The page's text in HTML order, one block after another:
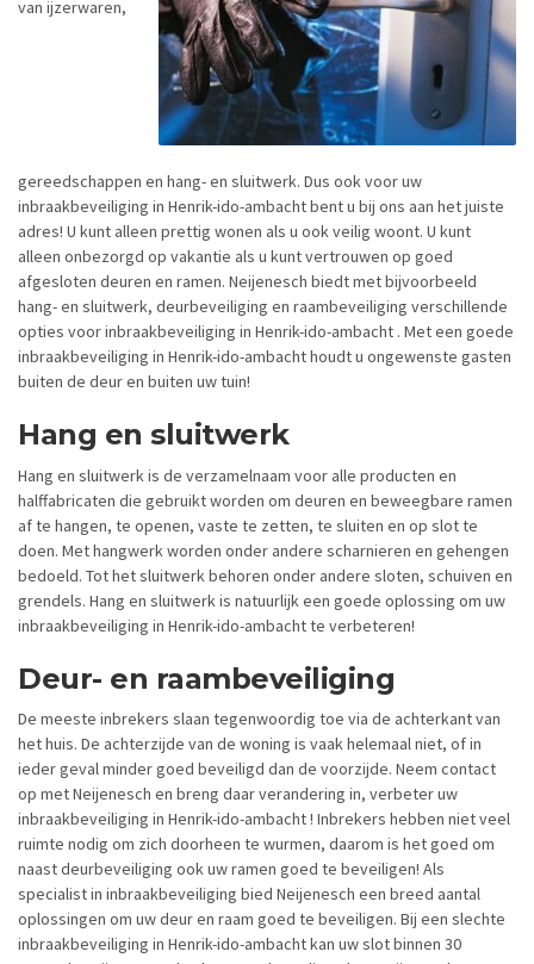
van ijzerwaren,
gereedschappen en hang- en sluitwerk. Dus ook voor uw
inbraakbeveiliging in Henrik-ido-ambacht bent u bij ons aan het juiste
adres! U kunt alleen prettig wonen als u ook veilig woont. U kunt
alleen onbezorgd op vakantie als u kunt vertrouwen op goed
afgesloten deuren en ramen. Neijenesch biedt met bijvoorbeeld
hang- en sluitwerk, deurbeveiliging en raambeveiliging verschillende
opties voor inbraakbeveiliging in Henrik-ido-ambacht . Met een goede
inbraakbeveiliging in Henrik-ido-ambacht houdt u ongewenste gasten
buiten de deur en buiten uw tuin!
Hang en sluitwerk
Hang en sluitwerk is de verzamelnaam voor alle producten en
halffabricaten die gebruikt worden om deuren en beweegbare ramen
af te hangen, te openen, vaste te zetten, te sluiten en op slot te
doen. Met hangwerk worden onder andere scharnieren en gehengen
bedoeld. Tot het sluitwerk behoren onder andere sloten, schuiven en
grendels. Hang en sluitwerk is natuurlijk een goede oplossing om uw
inbraakbeveiliging in Henrik-ido-ambacht te verbeteren!
Deur- en raambeveiliging
De meeste inbrekers slaan tegenwoordig toe via de achterkant van
het huis. De achterzijde van de woning is vaak helemaal niet, of in
ieder geval minder goed beveiligd dan de voorzijde. Neem contact
op met Neijenesch en breng daar verandering in, verbeter uw
inbraakbeveiliging in Henrik-ido-ambacht ! Inbrekers hebben niet veel
ruimte nodig om zich doorheen te wurmen, daarom is het goed om
naast deurbeveiliging ook uw ramen goed te beveiligen! Als
specialist in inbraakbeveiliging bied Neijenesch een breed aantal
oplossingen om uw deur en raam goed te beveiligen. Bij een slechte
inbraakbeveiliging in Henrik-ido-ambacht kan uw slot binnen 30